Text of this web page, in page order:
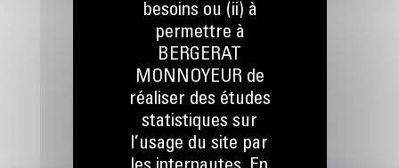
besoins ou (ii) à
permettre à
BERGERAT
MONNOYEUR de
réaliser des études
statistiques sur
l’usage du site par